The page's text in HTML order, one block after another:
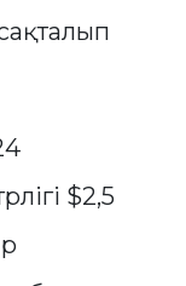
$2,5